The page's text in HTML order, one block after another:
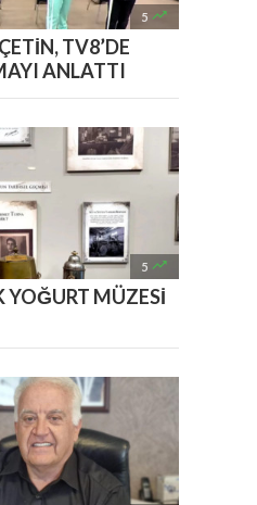
5 
TV8’DE
ANLATTI
5 
YOĞURT MÜZESİ